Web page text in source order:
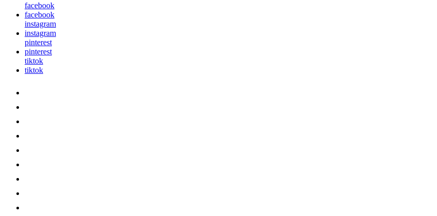
facebook
facebook
instagram
instagram
pinterest
pinterest
tiktok
tiktok